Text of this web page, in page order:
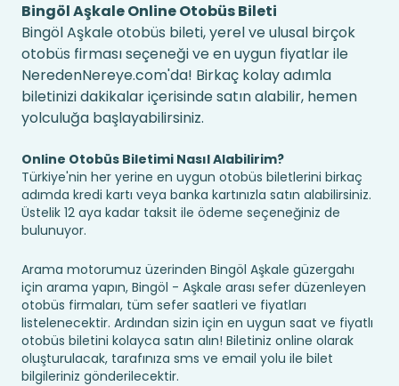
Bingöl Aşkale Online Otobüs Bileti
Bingöl Aşkale otobüs bileti, yerel ve ulusal birçok
otobüs firması seçeneği ve en uygun fiyatlar ile
NeredenNereye.com'da! Birkaç kolay adımla
biletinizi dakikalar içerisinde satın alabilir, hemen
yolculuğa başlayabilirsiniz.
Online Otobüs Biletimi Nasıl Alabilirim?
Türkiye'nin her yerine en uygun otobüs biletlerini birkaç
adımda kredi kartı veya banka kartınızla satın alabilirsiniz.
Üstelik 12 aya kadar taksit ile ödeme seçeneğiniz de
bulunuyor.
Arama motorumuz üzerinden Bingöl Aşkale güzergahı
için arama yapın, Bingöl - Aşkale arası sefer düzenleyen
otobüs firmaları, tüm sefer saatleri ve fiyatları
listelenecektir. Ardından sizin için en uygun saat ve fiyatlı
otobüs biletini kolayca satın alın! Biletiniz online olarak
oluşturulacak, tarafınıza sms ve email yolu ile bilet
bilgileriniz gönderilecektir.